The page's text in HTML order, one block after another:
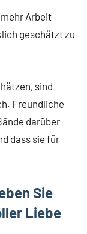
Arbeit
geschätzt zu
sind
Freundliche
darüber
dass sie für
Sie
Liebe